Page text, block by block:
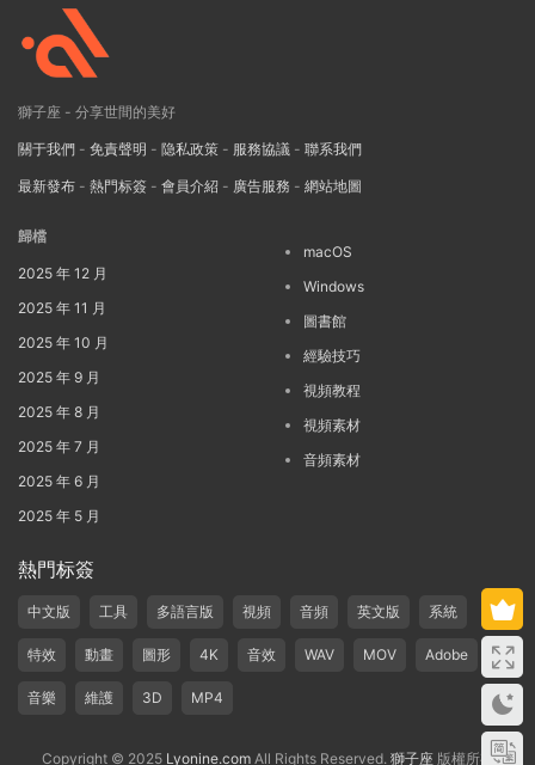
獅子座 - 分享世間的美好
關于我們 - 免責聲明 - 隐私政策 - 服務協議 - 聯系我們
最新發布 - 熱門标簽 - 會員介紹 - 廣告服務 - 網站地圖
歸檔
2025 年 12 月
2025 年 11 月
2025 年 10 月
2025 年 9 月
2025 年 8 月
2025 年 7 月
2025 年 6 月
2025 年 5 月
macOS
Windows
圖書館
經驗技巧
視頻教程
視頻素材
音頻素材
熱門标簽
中文版 工具 多語言版 視頻 音頻 英文版 系統
特效 動畫 圖形 4K 音效 WAV MOV Adobe
音樂 維護 3D MP4
Copyright © 2025 Lyonine.comAll Rights Reserved. 獅子座版權所有